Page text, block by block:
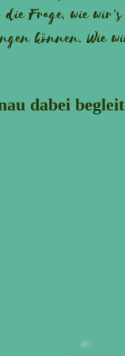
Frage, wie wir’s
können. Wie
dabei